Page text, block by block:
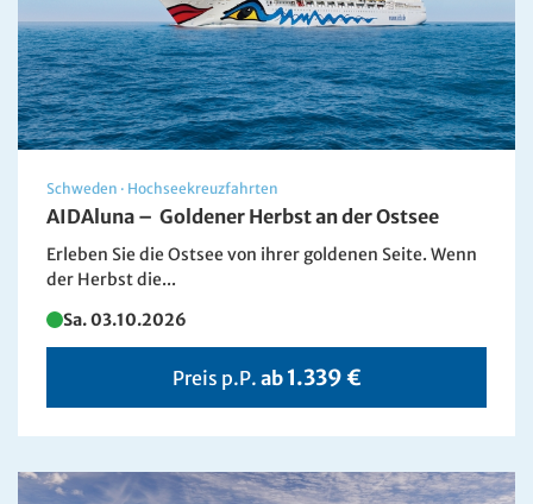
Schweden · Hochseekreuzfahrten
AIDAluna – Goldener Herbst an der Ostsee
Erleben Sie die Ostsee von ihrer goldenen Seite. Wenn
der Herbst die...
Sa. 03.10.2026
Preis p.P. ab 1.339 €